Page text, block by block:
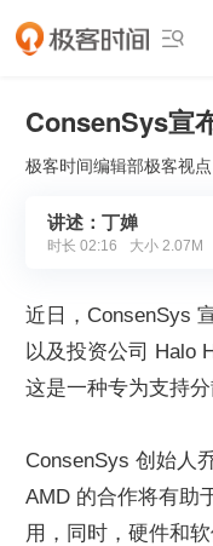

ConsenSys宣
极客时间编辑部极客视点
讲述：丁婵
时长 02:16 大小 2.07M
近日，ConsenSys
以及投资公司 Halo
这是一种专为支持
ConsenSys 创始人
AMD 的合作将有助
用，同时，硬件和